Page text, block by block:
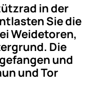
in der
Sie die
Weidetoren,
Die
und
und Tor